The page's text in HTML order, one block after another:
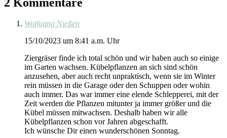
Wolfgang Nießen
15/10/2023 um 8:41 a.m. Uhr
Ziergräser finde ich total schön und wir haben auch so einige
im Garten wachsen. Kübelpflanzen an sich sind schön
anzusehen, aber auch recht unpraktisch, wenn sie im Winter
rein müssen in die Garage oder den Schuppen oder wohin
auch immer. Das war immer eine elende Schlepperei, mit der
Zeit werden die Pflanzen mitunter ja immer größer und die
Kübel müssen mitwachsen. Deshalb haben wir alle
Kübelpflanzen schon vor Jahren abgeschafft.
Ich wünsche Dir einen wunderschönen Sonntag.